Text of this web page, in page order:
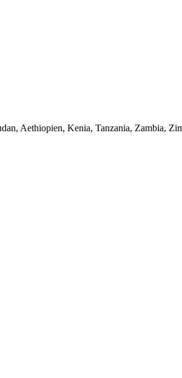
Aethiopien, Kenia, Tanzania, Zambia,